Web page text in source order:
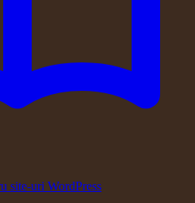
site-uri WordPress